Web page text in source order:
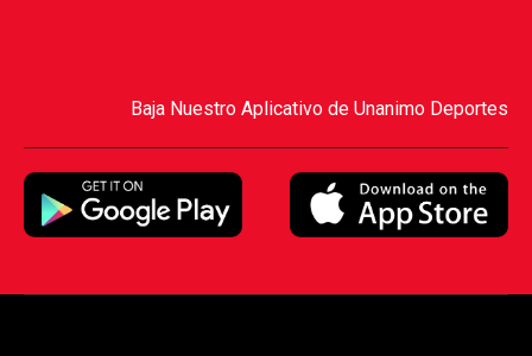
Baja Nuestro Aplicativo de Unanimo Deportes